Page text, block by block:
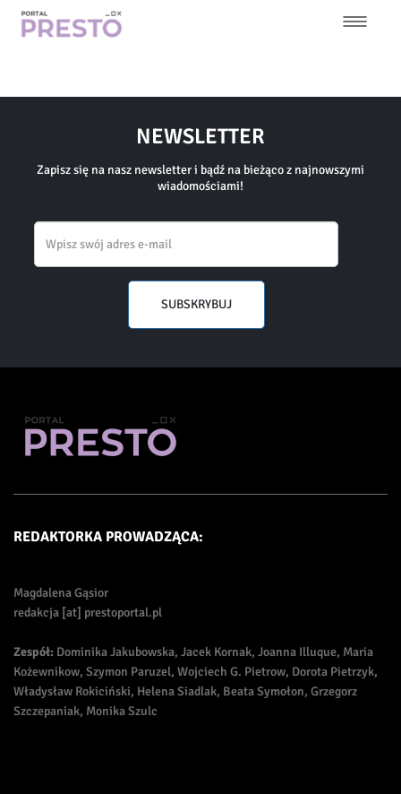
Przejdź
nawigacja
NEWSLETTER
Zapisz się na nasz newsletter i bądź na bieżąco z najnowszymi
wiadomościami!
SUBSKRYBUJ
REDAKTORKA PROWADZĄCA:
Magdalena Gąsior
redakcja [at] prestoportal.pl
Zespół: Dominika Jakubowska, Jacek Kornak, Joanna Illuque, Maria
Kożewnikow, Szymon Paruzel, Wojciech G. Pietrow, Dorota Pietrzyk,
Władysław Rokiciński, Helena Siadlak, Beata Symołon, Grzegorz
Szczepaniak, Monika Szulc